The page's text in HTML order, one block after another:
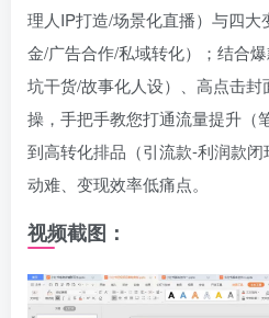
理人IP打造/场景化直播）与四
金/广告合作/私域转化）；结合
坑干货/故事化人设）、高点击
操，手把手教您打通流量提升（
到高转化排品（引流款-利润款
动难、变现效率低痛点。
视频截图：